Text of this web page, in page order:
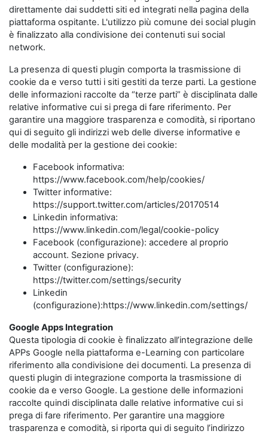
direttamente dai suddetti siti ed integrati nella pagina della
piattaforma ospitante. L'utilizzo più comune dei social plugin
è finalizzato alla condivisione dei contenuti sui social
network.
La presenza di questi plugin comporta la trasmissione di
cookie da e verso tutti i siti gestiti da terze parti. La gestione
delle informazioni raccolte da “terze parti” è disciplinata dalle
relative informative cui si prega di fare riferimento. Per
garantire una maggiore trasparenza e comodità, si riportano
qui di seguito gli indirizzi web delle diverse informative e
delle modalità per la gestione dei cookie:
Facebook informativa:
https://www.facebook.com/help/cookies/
Twitter informative:
https://support.twitter.com/articles/20170514
Linkedin informativa:
https://www.linkedin.com/legal/cookie-policy
Facebook (configurazione): accedere al proprio
account. Sezione privacy.
Twitter (configurazione):
https://twitter.com/settings/security
Linkedin
(configurazione):https://www.linkedin.com/settings/
Google Apps Integration
Questa tipologia di cookie è finalizzato all’integrazione delle
APPs Google nella piattaforma e-Learning con particolare
riferimento alla condivisione dei documenti. La presenza di
questi plugin di integrazione comporta la trasmissione di
cookie da e verso Google. La gestione delle informazioni
raccolte quindi disciplinata dalle relative informative cui si
prega di fare riferimento. Per garantire una maggiore
trasparenza e comodità, si riporta qui di seguito l’indirizzo